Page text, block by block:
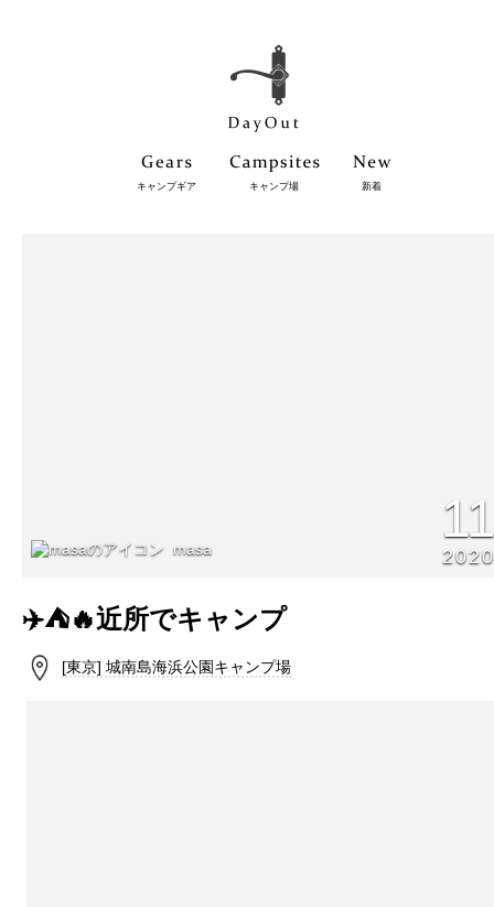
キャンプギア キャンプ場 新着
masa 2020
✈️⛺️🔥近所でキャンプ
[東京] 城南島海浜公園キャンプ場